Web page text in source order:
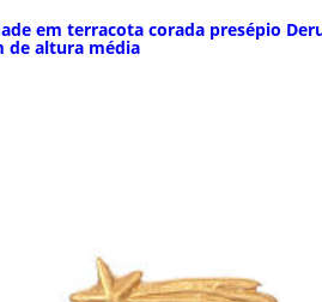
em terracota corada presépio
de altura média